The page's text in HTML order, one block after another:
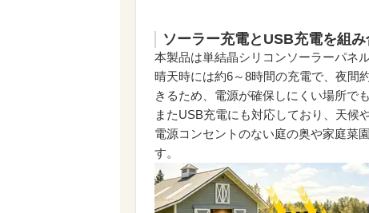
ソーラー充電とUSB充電を組
本製品は単結晶シリコンソーラーパネ
晴天時には約6～8時間の充電で、夜間
きるため、電源が確保しにくい場所で
またUSB充電にも対応しており、天候
電源コンセントのない庭の奥や家庭菜
す。